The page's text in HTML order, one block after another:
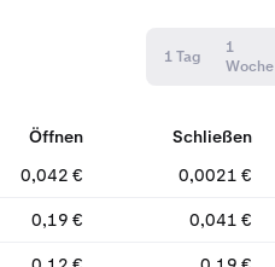
1 Tag
1
Woche
Öffnen Schließen
0,042 € 0,0021 €
0,19 € 0,041 €